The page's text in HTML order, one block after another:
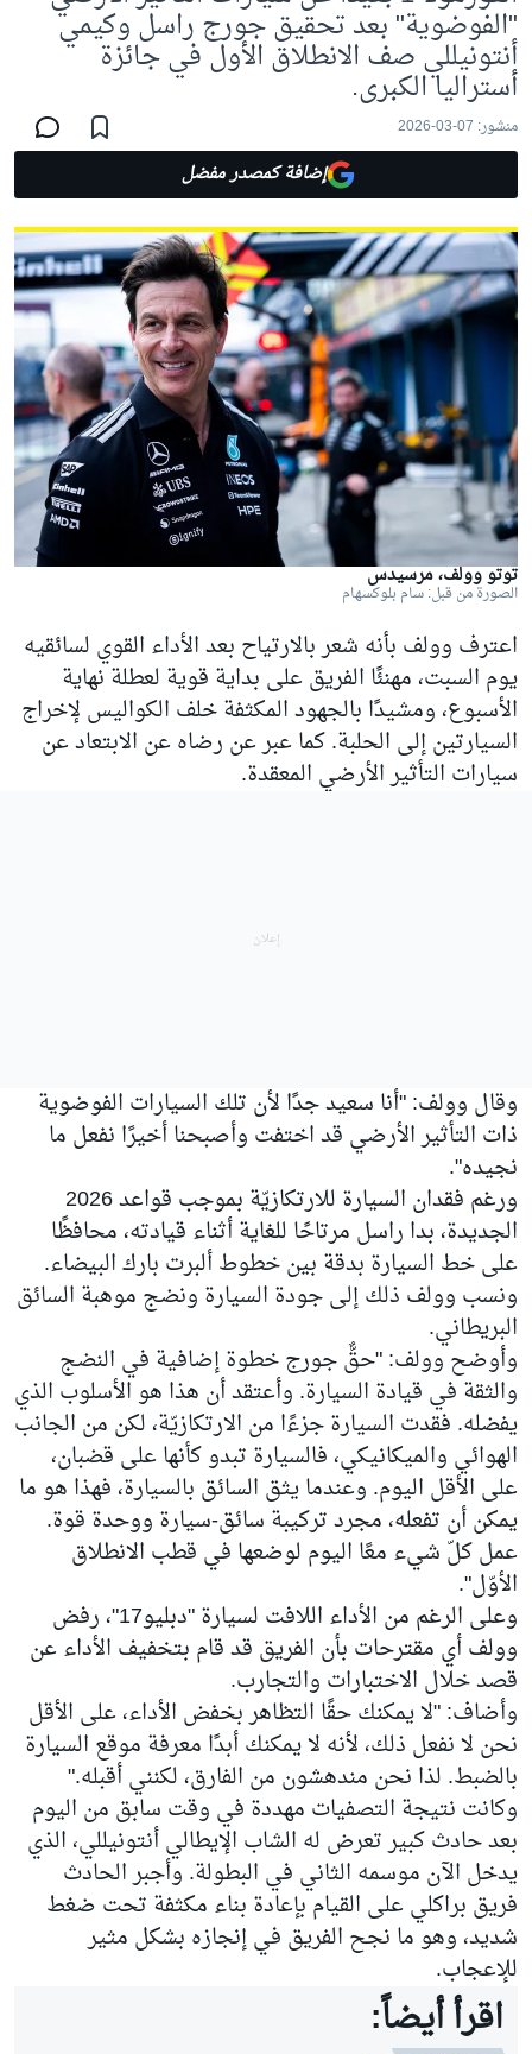
"الفوضوية" بعد تحقيق جورج راسل وكيمي
أنتونيللي صف الانطلاق الأول في جائزة
أستراليا الكبرى.
منشور: 07-03-2026
إضافة كمصدر مفضل
توتو وولف، مرسيدس
الصورة من قبل: سام بلوكسهام
اعترف وولف بأنه شعر بالارتياح بعد الأداء القوي لسائقيه
يوم السبت، مهنئًا الفريق على بداية قوية لعطلة نهاية
الأسبوع، ومشيدًا بالجهود المكثفة خلف الكواليس لإخراج
السيارتين إلى الحلبة. كما عبر عن رضاه عن الابتعاد عن
سيارات التأثير الأرضي المعقدة.
وقال وولف: "أنا سعيد جدًا لأن تلك السيارات الفوضوية
ذات التأثير الأرضي قد اختفت وأصبحنا أخيرًا نفعل ما
نجيده".
ورغم فقدان السيارة للارتكازيّة بموجب قواعد 2026
الجديدة، بدا راسل مرتاحًا للغاية أثناء قيادته، محافظًا
على خط السيارة بدقة بين خطوط ألبرت بارك البيضاء.
ونسب وولف ذلك إلى جودة السيارة ونضج موهبة السائق
البريطاني.
وأوضح وولف: "حقٌّ جورج خطوة إضافية في النضج
والثقة في قيادة السيارة. وأعتقد أن هذا هو الأسلوب الذي
يفضله. فقدت السيارة جزءًا من الارتكازيّة، لكن من الجانب
الهوائي والميكانيكي، فالسيارة تبدو كأنها على قضبان،
على الأقل اليوم. وعندما يثق السائق بالسيارة، فهذا هو ما
يمكن أن تفعله، مجرد تركيبة سائق-سيارة ووحدة قوة.
عمل كلّ شيء معًا اليوم لوضعها في قطب الانطلاق
الأوّل".
وعلى الرغم من الأداء اللافت لسيارة "دبليو17"، رفض
وولف أي مقترحات بأن الفريق قد قام بتخفيف الأداء عن
قصد خلال الاختبارات والتجارب.
وأضاف: "لا يمكنك حقًا التظاهر بخفض الأداء، على الأقل
نحن لا نفعل ذلك، لأنه لا يمكنك أبدًا معرفة موقع السيارة
بالضبط. لذا نحن مندهشون من الفارق، لكنني أقبله."
وكانت نتيجة التصفيات مهددة في وقت سابق من اليوم
بعد حادث كبير تعرض له الشاب الإيطالي أنتونيللي، الذي
يدخل الآن موسمه الثاني في البطولة. وأجبر الحادث
فريق براكلي على القيام بإعادة بناء مكثفة تحت ضغط
شديد، وهو ما نجح الفريق في إنجازه بشكل مثير
للإعجاب.
اقرأ أيضاً: